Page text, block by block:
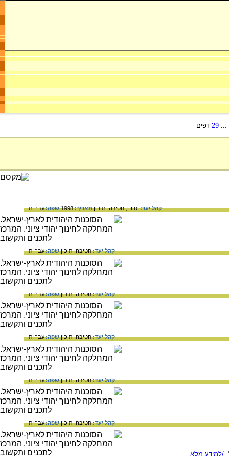
...
29 דפים
קהל יעד:יסודי,חטיבה,תיכוןתאריך:1998 שפה:עברית
קהל יעד:חטיבה,תיכוןשפה:עברית
קהל יעד:חטיבה,תיכוןשפה:עברית
קהל יעד:חטיבה,תיכוןשפה:עברית
קהל יעד:חטיבה,תיכוןשפה:עברית
קהל יעד:חטיבה,תיכוןשפה:עברית
/למידע מלא...